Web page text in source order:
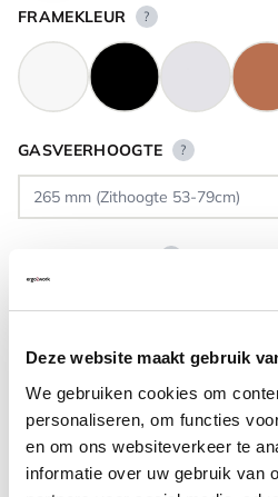
Deze website maakt gebruik
We gebruiken cookies om
personaliseren, om functies
en om ons websiteverkeer te
informatie over uw gebruik van
FRAMEKLEUR ?
GASVEERHOOGTE ?
VOETENRING ?